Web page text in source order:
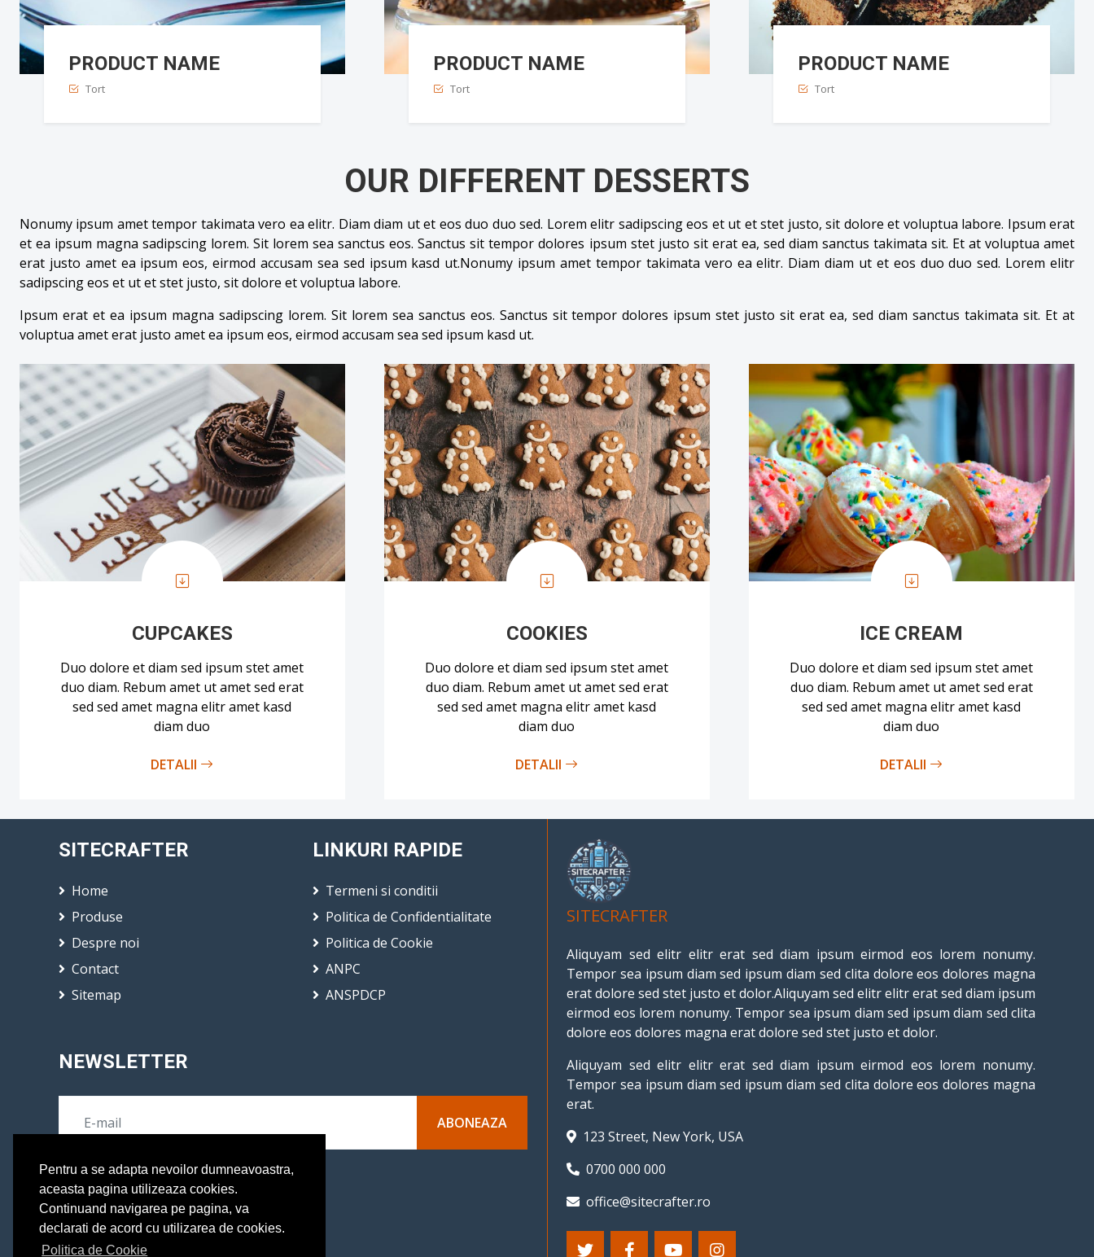
Pentru a se adapta nevoilor dumneavoastra,
aceasta pagina utilizeaza cookies.
Continuand navigarea pe pagina, va
declarati de acord cu utilizarea de cookies.
Politica de Cookie
PRODUCT NAME
Tort
PRODUCT NAME
Tort
PRODUCT NAME
Tort
OUR DIFFERENT DESSERTS
Nonumy ipsum amet tempor takimata vero ea elitr. Diam diam ut et eos duo duo sed. Lorem elitr sadipscing eos et ut et stet justo, sit dolore et voluptua labore. Ipsum erat
et ea ipsum magna sadipscing lorem. Sit lorem sea sanctus eos. Sanctus sit tempor dolores ipsum stet justo sit erat ea, sed diam sanctus takimata sit. Et at voluptua amet
erat justo amet ea ipsum eos, eirmod accusam sea sed ipsum kasd ut.Nonumy ipsum amet tempor takimata vero ea elitr. Diam diam ut et eos duo duo sed. Lorem elitr
sadipscing eos et ut et stet justo, sit dolore et voluptua labore.
Ipsum erat et ea ipsum magna sadipscing lorem. Sit lorem sea sanctus eos. Sanctus sit tempor dolores ipsum stet justo sit erat ea, sed diam sanctus takimata sit. Et at
voluptua amet erat justo amet ea ipsum eos, eirmod accusam sea sed ipsum kasd ut.
CUPCAKES
Duo dolore et diam sed ipsum stet amet
duo diam. Rebum amet ut amet sed erat
sed sed amet magna elitr amet kasd
diam duo
DETALII
COOKIES
Duo dolore et diam sed ipsum stet amet
duo diam. Rebum amet ut amet sed erat
sed sed amet magna elitr amet kasd
diam duo
DETALII
ICE CREAM
Duo dolore et diam sed ipsum stet amet
duo diam. Rebum amet ut amet sed erat
sed sed amet magna elitr amet kasd
diam duo
DETALII
SITECRAFTER
Home
Produse
Despre noi
Contact
Sitemap
LINKURI RAPIDE
Termeni si conditii
Politica de Confidentialitate
Politica de Cookie
ANPC
ANSPDCP
NEWSLETTER
ABONEAZA
SITECRAFTER
Aliquyam sed elitr elitr erat sed diam ipsum eirmod eos lorem nonumy.
Tempor sea ipsum diam sed ipsum diam sed clita dolore eos dolores magna
erat dolore sed stet justo et dolor.Aliquyam sed elitr elitr erat sed diam ipsum
eirmod eos lorem nonumy. Tempor sea ipsum diam sed ipsum diam sed clita
dolore eos dolores magna erat dolore sed stet justo et dolor.
Aliquyam sed elitr elitr erat sed diam ipsum eirmod eos lorem nonumy.
Tempor sea ipsum diam sed ipsum diam sed clita dolore eos dolores magna
erat.
123 Street, New York, USA
0700 000 000
office@sitecrafter.ro